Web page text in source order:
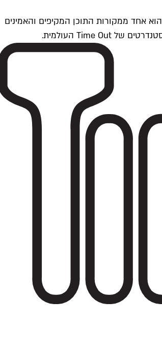
Time Outתל אביב הוא חלק מרשת Time Out Global — רשת מדיה בינלאומית הפועלת ב-360 ערים מרכזיות וב-60 מדינות ברחבי העולם. Time Out הוא אחד ממקורות התוכן המקיפים והאמינים